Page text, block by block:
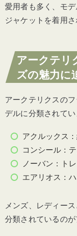
愛用者も多く、モ
ジャケットを着用さ
アークテリ
ズの魅力に
アークテリクスの
デルに分類されてい
アクルックス
コンシール：
ノーバン：ト
エアリオス：
メンズ、レディー
分類されているのが